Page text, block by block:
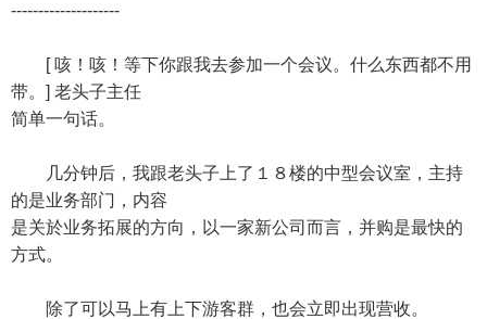
--------------------
[ 咳！咳！等下你跟我去参加一个会议。什么东西都不用
带。] 老头子主任
简单一句话。
几分钟后，我跟老头子上了１８楼的中型会议室，主持
的是业务部门，内容
是关於业务拓展的方向，以一家新公司而言，并购是最快的
方式。
除了可以马上有上下游客群，也会立即出现营收。